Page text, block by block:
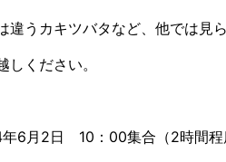
違うカキツバタなど、他では見
しください。
6月2日 10：00集合（2時間程